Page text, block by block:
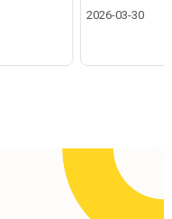
2026-03-30